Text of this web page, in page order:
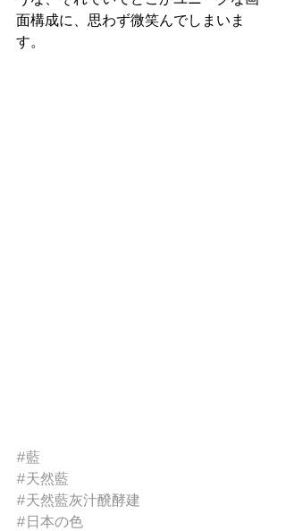
面構成に、思わず微笑んでしまいま
す。
#藍
#天然藍
#天然藍灰汁醗酵建
#日本の色